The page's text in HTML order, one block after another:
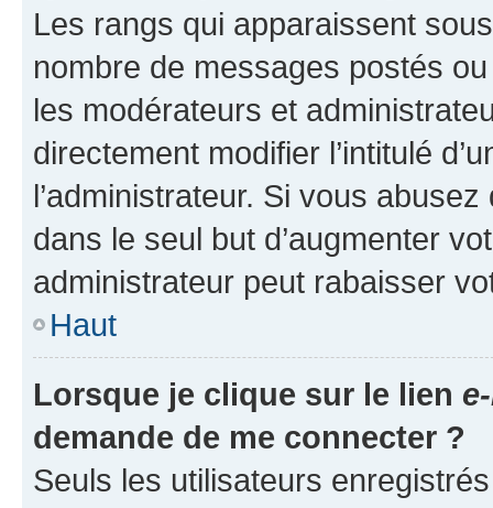
Les rangs qui apparaissent
nombre de messages postés
les modérateurs et
directement modifier l’intitulé
l’administrateur. Si vous
dans le seul but d’augmenter
administrateur peut rabaisser
Haut
Lorsque je clique sur le lien
demande de me connecter ?
Seuls les utilisateurs